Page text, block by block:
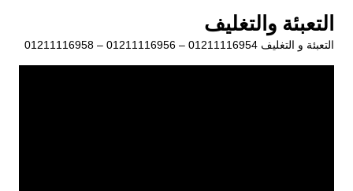
المحتوى
التعبئة والتغليف
التعبئة و التغليف 01211116954 – 01211116956 – 01211116958